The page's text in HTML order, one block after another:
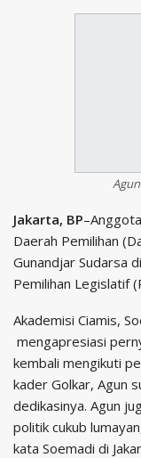
Jakarta, BP
Daerah Pemilihan
Gunandjar Sudarsa
Pemilihan Legislatif
Akademisi Ciamis,
mengapresiasi
kembali mengikuti
kader Golkar, Agun
dedikasinya. Agun
politik cukub
kata Soemadi di